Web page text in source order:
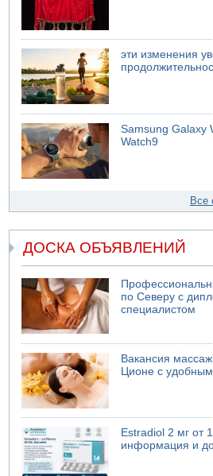
эти изменения
Samsung Galaxy
Watch9
Все
ДОСКА ОБЪЯВЛЕНИЙ
по Северу с
специалистом
Вакансия
Ционе с
Estradiol 2 мг от
информация и